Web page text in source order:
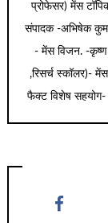
प्रोफेसर) मेंस
संपादक -अभिषेक
- मेंस विजन. -कृष्ण
,रिसर्च स्कॉलर)-
फैक्ट विशेष सहयोग-